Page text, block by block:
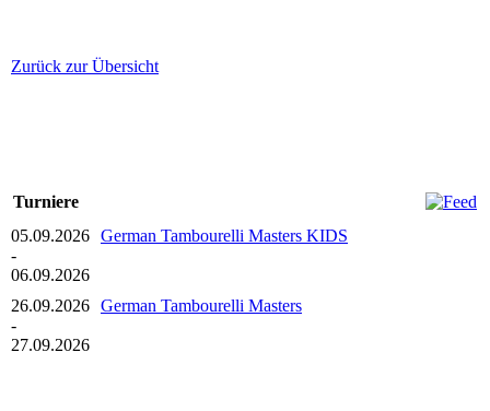
Zurück zur Übersicht
Turniere
05.09.2026
-
06.09.2026
German Tambourelli Masters KIDS
26.09.2026
-
27.09.2026
German Tambourelli Masters